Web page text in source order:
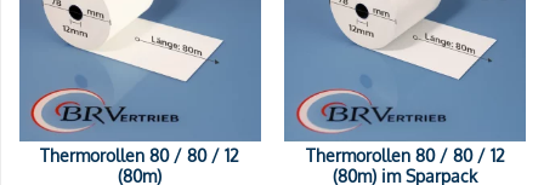
Thermorollen 80 / 80 / 12
(80m)
Thermorollen 80 / 80 / 12
(80m) im Sparpack